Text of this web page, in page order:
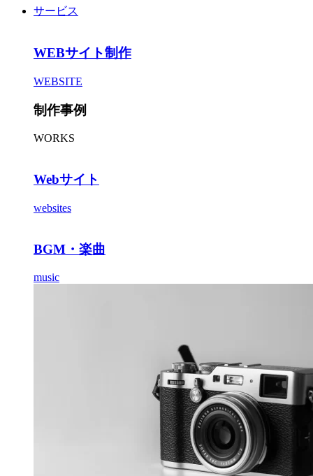
サービス
WEBサイト制作
WEBSITE
制作事例
WORKS
Webサイト
websites
BGM・楽曲
music